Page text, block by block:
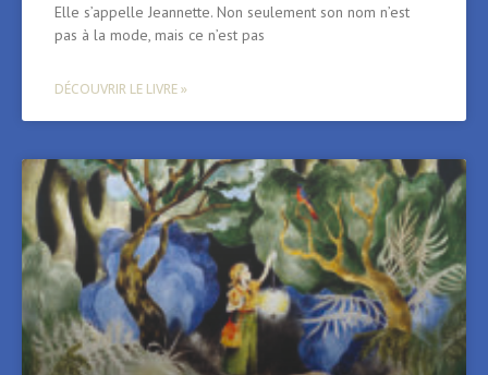
Elle s’appelle Jeannette. Non seulement son nom n’est
pas à la mode, mais ce n’est pas
DÉCOUVRIR LE LIVRE »